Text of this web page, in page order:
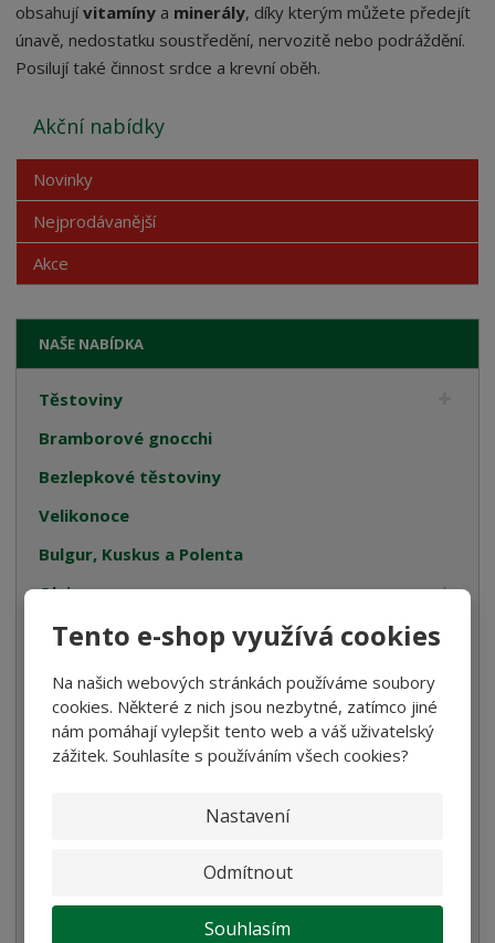
Tento e-shop využívá cookies
Na našich webových stránkách používáme soubory
cookies. Některé z nich jsou nezbytné, zatímco jiné
nám pomáhají vylepšit tento web a váš uživatelský
zážitek. Souhlasíte s používáním všech cookies?
Nastavení
Odmítnout
Souhlasím
obsahujívitamíny a minerály, díky kterým můžete předejít
únavě, nedostatku soustředění, nervozitě nebo podráždění.
Posilují také činnost srdce a krevní oběh.
NAŠE NABÍDKA
Těstoviny
Bramborové gnocchi
Bezlepkové těstoviny
Velikonoce
Bulgur, Kuskus a Polenta
Oleje
Smetana
Dárková balení
Italské tyčinky
Luštěniny
Akční nabídky
Novinky
Nejprodávanější
Akce